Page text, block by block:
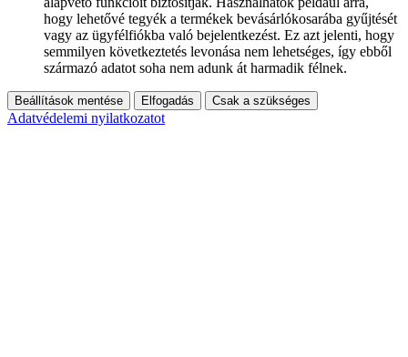
hogy lehetővé tegyék a termékek bevásárlókosarába gyűjtését
vagy az ügyfélfiókba való bejelentkezést. Ez azt jelenti, hogy
semmilyen következtetés levonása nem lehetséges, így ebből
származó adatot soha nem adunk át harmadik félnek.
Beállítások mentése Elfogadás Csak a szükséges
Adatvédelemi nyilatkozatot